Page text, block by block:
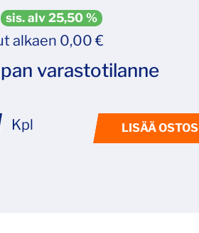
sis. alv 25,50 %
alkaen 0,00 €
varastotilanne
Kpl LISÄÄ